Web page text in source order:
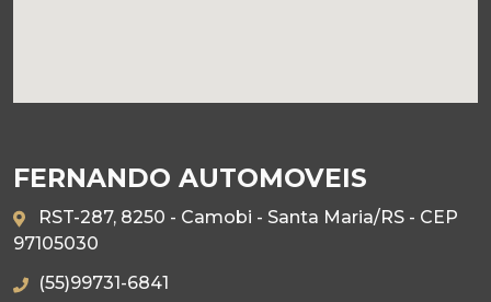
FERNANDO AUTOMOVEIS
RST-287, 8250 - Camobi - Santa Maria/RS - CEP
97105030
(55)99731-6841